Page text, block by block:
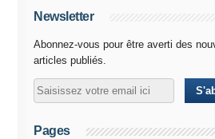
Newsletter
Abonnez-vous pour être averti des
articles publiés.
Pages